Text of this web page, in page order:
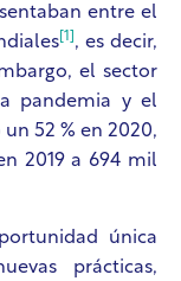
entre el
[1] , es decir,
el sector
pandemia y el
52 % en 2020,
2019 a 694 mil
única
prácticas,